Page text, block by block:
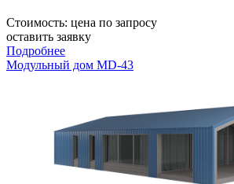
Стоимость: цена по запросу
оставить заявку
Подробнее
Модульный дом MD-43